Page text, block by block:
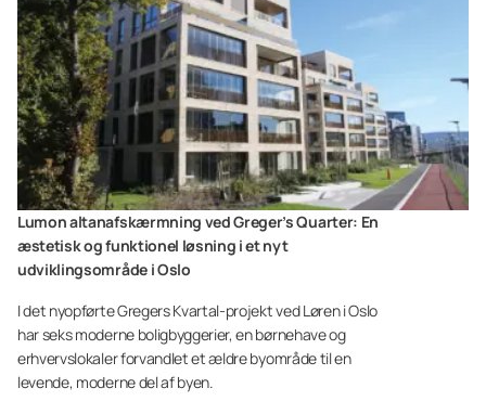
Lumon altanafskærmning ved Greger’s Quarter: En
æstetisk og funktionel løsning i et nyt
udviklingsområde i Oslo
I det nyopførte Gregers Kvartal-projekt ved Løren i Oslo
har seks moderne boligbyggerier, en børnehave og
erhvervslokaler forvandlet et ældre byområde til en
levende, moderne del af byen.